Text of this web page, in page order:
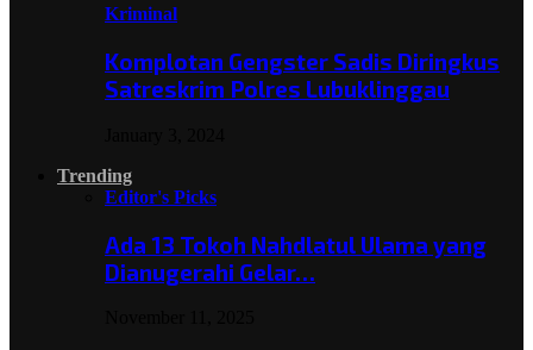
Kriminal
Komplotan Gengster Sadis Diringkus
Satreskrim Polres Lubuklinggau
Trending
Editor's Picks
Ada 13 Tokoh Nahdlatul Ulama yang
Dianugerahi Gelar…